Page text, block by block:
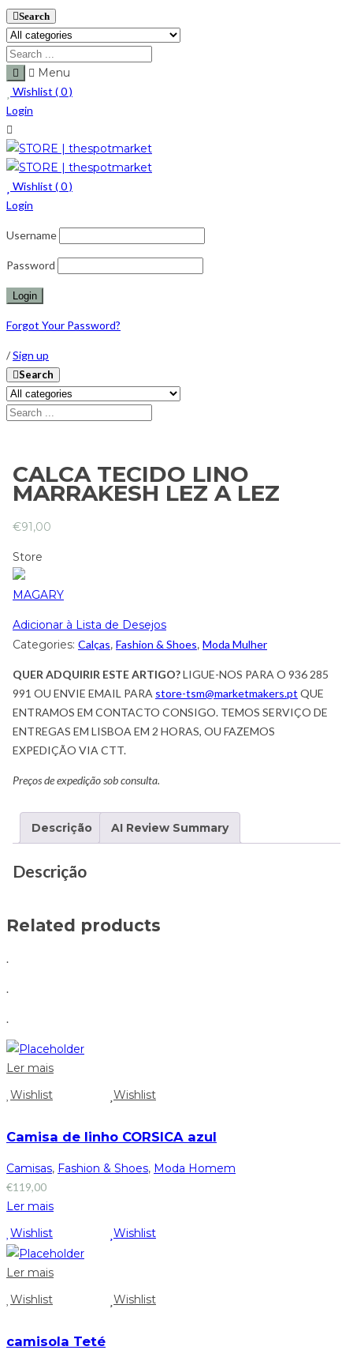
Search
Menu
Wishlist (0)
Login
Wishlist (0)
Login
Username
Password
Forgot Your Password?
/Sign up
Search
CALCA TECIDO LINO
MARRAKESH LEZ A LEZ
€91,00
Store
MAGARY
Adicionar à Lista de Desejos
Categories: Calças, Fashion & Shoes, Moda Mulher
QUER ADQUIRIR ESTE ARTIGO?LIGUE-NOS PARA O 936 285
991 OU ENVIE EMAIL PARA store-tsm@marketmakers.pt QUE
ENTRAMOS EM CONTACTO CONSIGO. TEMOS SERVIÇO DE
ENTREGAS EM LISBOA EM 2 HORAS, OU FAZEMOS
EXPEDIÇÃO VIA CTT.
Preços de expedição sob consulta.
Descrição AI Review Summary
Descrição
Related products
.
.
.
Ler mais
Wishlist
Wishlist
Camisa de linho CORSICA azul
Camisas, Fashion & Shoes, Moda Homem
€119,00
Ler mais
Wishlist
Wishlist
Ler mais
Wishlist
Wishlist
camisola Teté